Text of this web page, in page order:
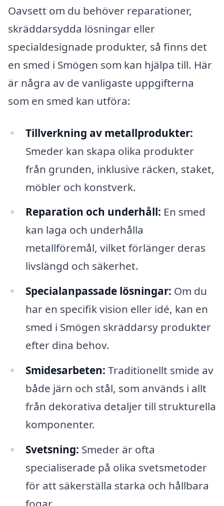
Oavsett om du behöver reparationer,
skräddarsydda lösningar eller
specialdesignade produkter, så finns det
en smed i Smögen som kan hjälpa till. Här
är några av de vanligaste uppgifterna
som en smed kan utföra:
Tillverkning av metallprodukter:
Smeder kan skapa olika produkter
från grunden, inklusive räcken, staket,
möbler och konstverk.
Reparation och underhåll: En smed
kan laga och underhålla
metallföremål, vilket förlänger deras
livslängd och säkerhet.
Specialanpassade lösningar: Om du
har en specifik vision eller idé, kan en
smed i Smögen skräddarsy produkter
efter dina behov.
Smidesarbeten: Traditionellt smide av
både järn och stål, som används i allt
från dekorativa detaljer till strukturella
komponenter.
Svetsning: Smeder är ofta
specialiserade på olika svetsmetoder
för att säkerställa starka och hållbara